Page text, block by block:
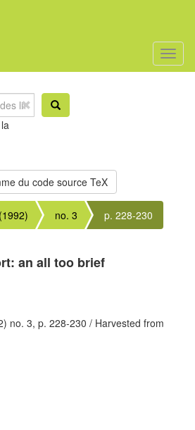
no. 3 p. 228-230
an all too brief
no. 3, p. 228-230 / Harvested from